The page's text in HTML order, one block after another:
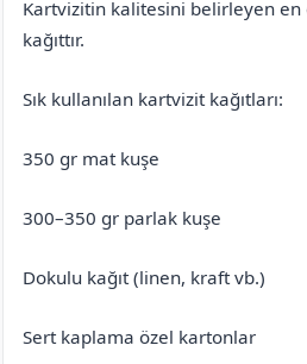
Kartvizitin kalitesini belirleyen
kağıttır.
Sık kullanılan kartvizit kağıtları:
350 gr mat kuşe
300–350 gr parlak kuşe
Dokulu kağıt (linen, kraft vb.)
Sert kaplama özel kartonlar